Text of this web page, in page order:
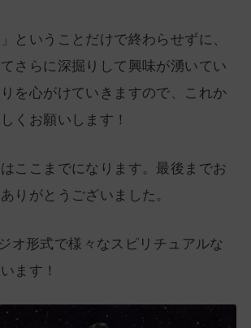
ということだけで終わらせずに、
さらに深掘りして興味が湧いてい
を心がけていきますので、これか
くお願いします！
ここまでになります。最後までお
りがとうございました。
オ形式で様々なスピリチュアルな
ます！